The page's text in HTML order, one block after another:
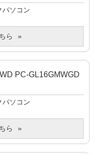
パソコン
ら
PC-GL16GMWGD
パソコン
ら